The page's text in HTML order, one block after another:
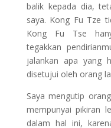
balik kepada dia,
saya. Kong Fu Tze
Kong Fu Tse
tegakkan
jalankan apa yang
disetujui oleh orang
Saya mengutip
mempunyai pikiran
dalam hal ini,